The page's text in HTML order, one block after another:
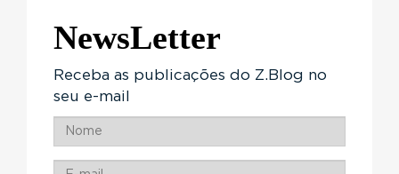
NewsLetter
Receba as publicações do Z.Blog no
seu e-mail